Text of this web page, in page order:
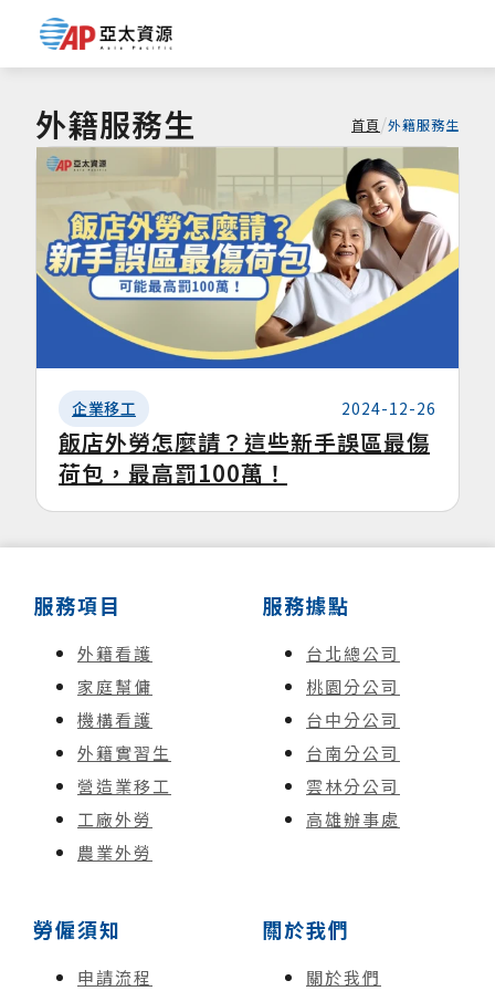
外籍服務生 首頁 /外籍服務生
企業移工 2024-12-26
飯店外勞怎麼請？這些新手誤區最傷
荷包，最高罰100萬！
服務項目
外籍看護
家庭幫傭
機構看護
外籍實習生
營造業移工
工廠外勞
農業外勞
服務據點
台北總公司
桃園分公司
台中分公司
台南分公司
雲林分公司
高雄辦事處
勞僱須知
申請流程
關於我們
關於我們